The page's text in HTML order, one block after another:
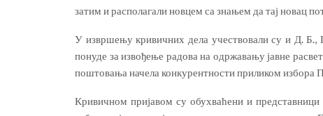
затим и располагали новцем са знањем да тај новац
У извршењу кривичних дела учествовали су и Д.
понуде за извођење радова на одржавању јавне
поштовања начела конкурентности приликом избора
Кривичном пријавом су обухваћени и